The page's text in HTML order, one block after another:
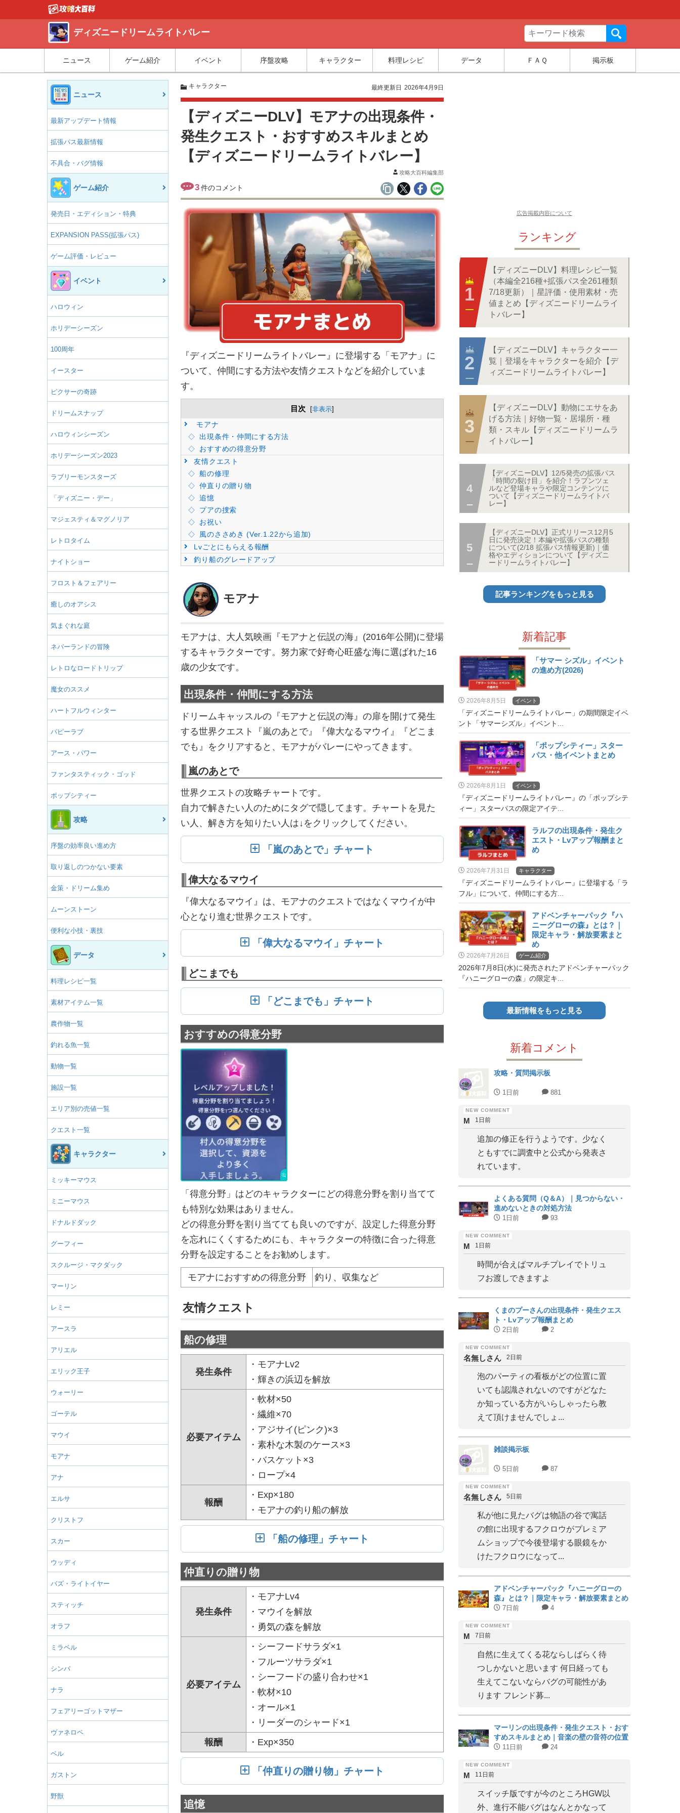
ディズニードリームライトバレー
ニュース ゲーム紹介 イベント 序盤攻略 キャラクター 料理レシピ データ ＦＡＱ 掲示板
ニュース
最新アップデート情報
拡張パス最新情報
不具合・バグ情報
ゲーム紹介
発売日・エディション・特典
EXPANSION PASS(拡張パス)
ゲーム評価・レビュー
イベント
ハロウィン
ホリデーシーズン
100周年
イースター
ピクサーの奇跡
ドリームスナップ
ハロウィンシーズン
ホリデーシーズン2023
ラブリーモンスターズ
「ディズニー・デー」
マジェスティ＆マグノリア
レトロタイム
ナイトショー
フロスト＆フェアリー
癒しのオアシス
気まぐれな庭
ネバーランドの冒険
レトロなロードトリップ
魔女のススメ
ハートフルウィンター
パピーラブ
アース・パワー
ファンタスティック・ゴッド
ポップシティー
攻略
序盤の効率良い進め方
取り返しのつかない要素
金策・ドリーム集め
ムーンストーン
便利な小技・裏技
データ
料理レシピ一覧
素材アイテム一覧
農作物一覧
釣れる魚一覧
動物一覧
施設一覧
エリア別の売値一覧
クエスト一覧
キャラクター
ミッキーマウス
ミニーマウス
ドナルドダック
グーフィー
スクルージ・マクダック
マーリン
レミー
アースラ
アリエル
エリック王子
ウォーリー
ゴーテル
マウイ
モアナ
アナ
エルサ
クリストフ
スカー
ウッディ
バズ・ライトイヤー
スティッチ
オラフ
ミラベル
シンバ
ナラ
フェアリーゴットマザー
ヴァネロペ
ベル
ガストン
野獣
キャラクター 最終更新日 2026年4月9日
【ディズニーDLV】モアナの出現条件・
発生クエスト・おすすめスキルまとめ
【ディズニードリームライトバレー】
攻略大百科編集部
3件のコメント
『ディズニードリームライトバレー』に登場する「モアナ」に
ついて、仲間にする方法や友情クエストなどを紹介していま
す。
目次 [非表示]
モアナ
出現条件・仲間にする方法
おすすめの得意分野
友情クエスト
船の修理
仲直りの贈り物
追憶
プアの捜索
お祝い
風のささめき (Ver.1.22から追加)
Lvごとにもらえる報酬
釣り船のグレードアップ
モアナ
モアナは、大人気映画『モアナと伝説の海』(2016年公開)に登場
するキャラクターです。努力家で好奇心旺盛な海に選ばれた16
歳の少女です。
出現条件・仲間にする方法
ドリームキャッスルの『モアナと伝説の海』の扉を開けて発生
する世界クエスト『嵐のあとで』『偉大なるマウイ』『どこま
でも』をクリアすると、モアナがバレーにやってきます。
嵐のあとで
世界クエストの攻略チャートです。
自力で解きたい人のためにタグで隠してます。チャートを見た
い人、解き方を知りたい人は↓をクリックしてください。
「嵐のあとで」チャート
偉大なるマウイ
『偉大なるマウイ』は、モアナのクエストではなくマウイが中
心となり進む世界クエストです。
「偉大なるマウイ」チャート
どこまでも
「どこまでも」チャート
おすすめの得意分野
「得意分野」はどのキャラクターにどの得意分野を割り当てて
も特別な効果はありません。
どの得意分野を割り当てても良いのですが、設定した得意分野
を忘れにくくするためにも、キャラクターの特徴に合った得意
分野を設定することをお勧めします。
モアナにおすすめの得意分野 釣り、収集など
友情クエスト
船の修理
発生条件
・モアナLv2
・輝きの浜辺を解放
必要アイテム
・軟材×50
・繊維×70
・アジサイ(ピンク)×3
・素朴な木製のケース×3
・バスケット×3
・ロープ×4
報酬
・Exp×180
・モアナの釣り船の解放
「船の修理」チャート
仲直りの贈り物
発生条件
・モアナLv4
・マウイを解放
・勇気の森を解放
必要アイテム
・シーフードサラダ×1
・フルーツサラダ×1
・シーフードの盛り合わせ×1
・軟材×10
・オール×1
・リーダーのシャード×1
報酬
・Exp×350
「仲直りの贈り物」チャート
追憶
広告掲載内容について
ランキング
【ディズニーDLV】料理レシピ一覧
（本編全216種+拡張パス全261種類
7/18更新）｜星評価・使用素材・売
値まとめ【ディズニードリームライ
トバレー】
【ディズニーDLV】キャラクター一
覧｜登場をキャラクターを紹介【デ
ィズニードリームライトバレー】
【ディズニーDLV】動物にエサをあ
げる方法｜好物一覧・居場所・種
類・スキル【ディズニードリームラ
イトバレー】
【ディズニーDLV】12/5発売の拡張パス
「時間の裂け目」を紹介！ラプンツェ
ルなど登場キャラや限定コンテンツに
ついて【ディズニードリームライトバ
レー】
【ディズニーDLV】正式リリース12月5
日に発売決定！本編や拡張パスの種類
について(2/18 拡張パス情報更新)｜価
格やエディションについて【ディズニ
ードリームライトバレー】
記事ランキングをもっと見る
新着記事
「サマー シズル」イベント
の進め方(2026)
2026年8月5日 イベント
「ディズニードリームライトバレー」の期間限定イベ
ント「サマーシズル」イベント...
「ポップシティー」スター
パス・他イベントまとめ
2026年8月1日 イベント
『ディズニードリームライトバレー』の「ポップシテ
ィー」スターパスの限定アイテ...
ラルフの出現条件・発生ク
エスト・Lvアップ報酬まと
め
2026年7月31日 キャラクター
『ディズニードリームライトバレー』に登場する「ラ
フル」について、仲間にする方...
アドベンチャーパック『ハ
ニーグローの森』とは？｜
限定キャラ・解放要素まと
め
2026年7月26日 ゲーム紹介
2026年7月8日(水)に発売されたアドベンチャーパック
『ハニーグローの森」の限定キ...
最新情報をもっと見る
新着コメント
攻略・質問掲示板
1日前 881
M 1日前
追加の修正を行うようです。少なく
ともすでに調査中と公式から発表さ
れています。
よくある質問（Q＆A）｜見つからない・
進めないときの対処方法
1日前 93
M 1日前
時間が合えばマルチプレイでトリュ
フお渡しできますよ
くまのプーさんの出現条件・発生クエス
ト・Lvアップ報酬まとめ
2日前 2
名無しさん 2日前
泡のパーティの看板がどの位置に置
いても認識されないのですがどなた
か知っている方がいらしゃったら教
えて頂けませんでしょ...
雑談掲示板
5日前 87
名無しさん 5日前
私が他に見たバグは物語の谷で寓話
の館に出現するフクロウがプレミア
ムショップで今後登場する眼鏡をか
けたフクロウになって...
アドベンチャーパック『ハニーグローの
森』とは？｜限定キャラ・解放要素まとめ
7日前 4
M 7日前
自然に生えてくる花ならしばらく待
つしかないと思います 何日経っても
生えてこないならバグの可能性があ
ります フレンド募...
マーリンの出現条件・発生クエスト・おす
すめスキルまとめ｜音楽の壁の音符の位置
11日前 24
M 11日前
スイッチ版ですが今のところHGW以
外、進行不能バグはなんとかなって